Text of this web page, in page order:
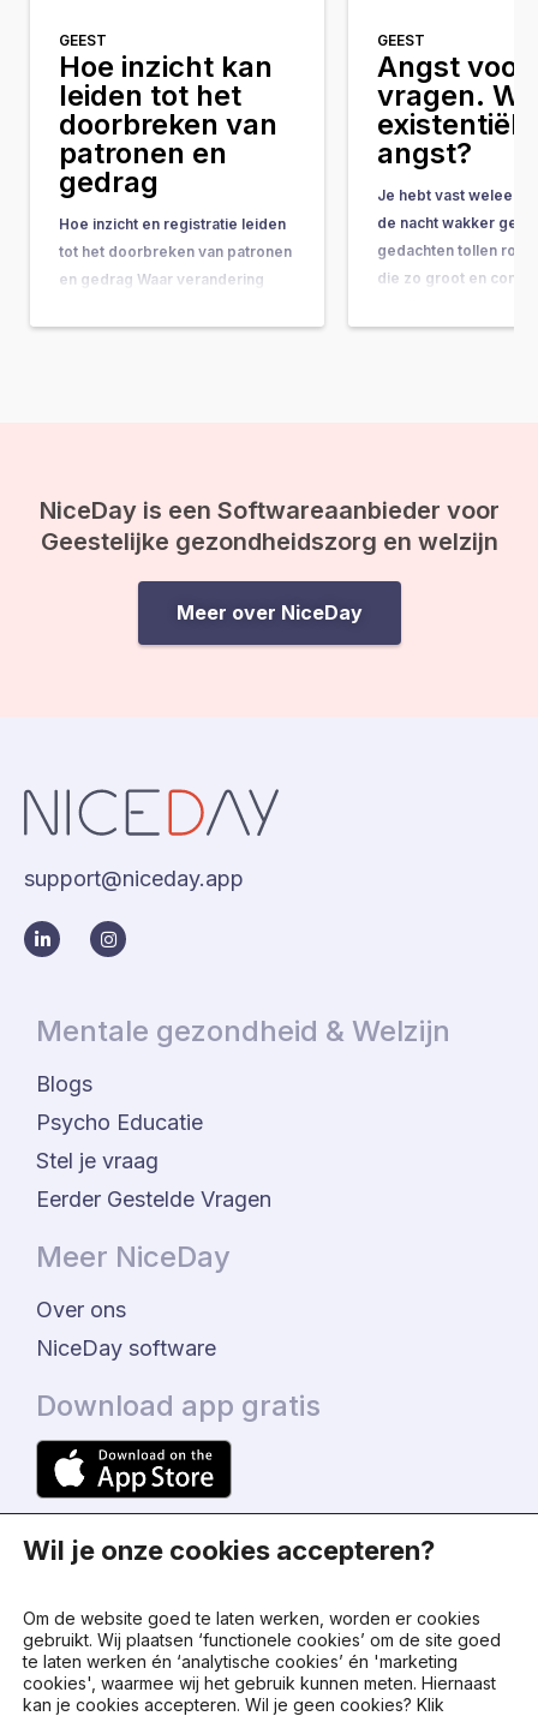
GEEST
Hoe inzicht kan
leiden tot het
doorbreken van
patronen en
gedrag
Hoe inzicht en registratie leiden
tot het doorbreken van patronen
en gedrag Waar verandering
concrete do’s & don’ts, tips &
waarom inzicht…
GEEST
Angst voor
vragen.
existentiële
angst?
Je hebt vast weleens
de nacht wakker
gedachten tollen
die zo groot en
lijken. Vragen als:
NiceDay is een Softwareaanbieder voor
Geestelijke gezondheidszorg en welzijn
Meer over NiceDay
support@niceday.app
Mentale gezondheid & Welzijn
Blogs
Psycho Educatie
Stel je vraag
Eerder Gestelde Vragen
Meer NiceDay
Over ons
NiceDay software
Download app gratis
© 2024 - NiceDay Nederland
Wil je onze cookies accepteren?
Om de website goed te laten werken, worden er cookies
gebruikt. Wij plaatsen ‘functionele cookies’ om de site goed
te laten werken én ‘analytische cookies’ én 'marketing
cookies', waarmee wij het gebruik kunnen meten. Hiernaast
kan je cookies accepteren. Wil je geen cookies? Klik